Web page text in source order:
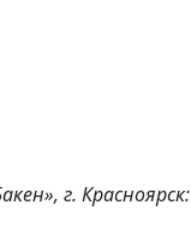
г. Красноярск: